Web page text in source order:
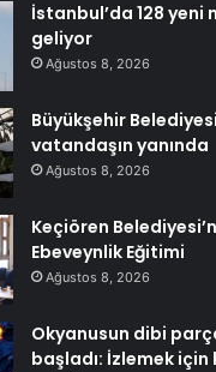
İstanbul’da 128 yeni
geliyor
Ağustos 8, 2026
Büyükşehir
vatandaşın yanında
Ağustos 8, 2026
Keçiören
Ebeveynlik Eğitimi
Ağustos 8, 2026
Okyanusun dibi
başladı: İzlemek için